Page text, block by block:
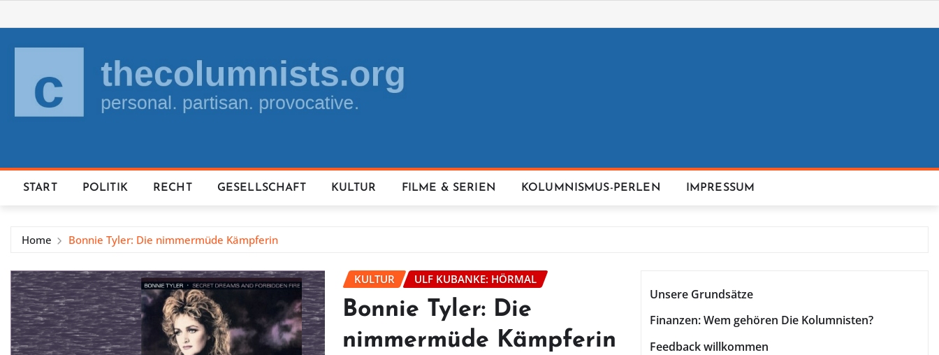
to
content
START POLITIK RECHT GESELLSCHAFT KULTUR FILME & SERIEN KOLUMNISMUS-PERLEN IMPRESSUM
Home Bonnie Tyler: Die nimmermüde Kämpferin
KULTUR ULF KUBANKE: HÖRMAL
Bonnie Tyler: Die
nimmermüde Kämpferin
Unsere Grundsätze
Finanzen: Wem gehören Die Kolumnisten?
Feedback willkommen